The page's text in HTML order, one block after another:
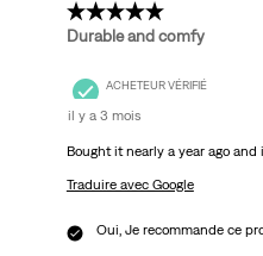
5 étoile(s) sur 5.
Durable and comfy
ACHETEUR VÉRIFIÉ
il y a 3 mois
Bought it nearly a year ago
Traduire avec Google
Oui, Je recommande ce